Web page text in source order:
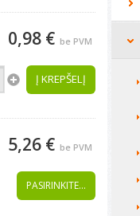
0,98 € be PVM
Į KREPŠELĮ
5,26 € be PVM
PASIRINKITE...